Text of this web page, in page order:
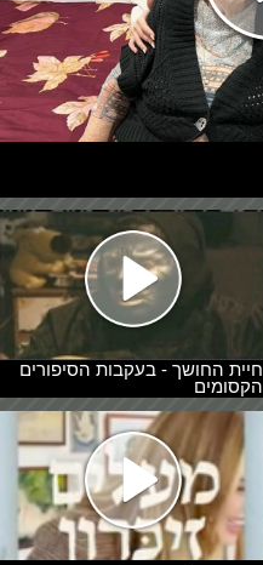
חיית החושך - בעקבות הסיפורים
הקסומים